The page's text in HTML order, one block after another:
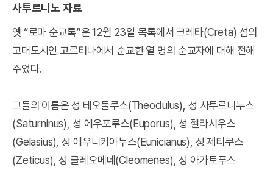
사투르니노 자료
옛 “로마 순교록”은 12월 23일 목록에서 크레타(Creta) 섬의
고대도시인 고르티나에서 순교한 열 명의 순교자에 대해 전해
주었다.
그들의 이름은 성 테오둘루스(Theodulus), 성 사투르니누스
(Saturninus), 성 에우포루스(Euporus), 성 젤라시우스
(Gelasius), 성 에우니키아누스(Eunicianus), 성 제티쿠스
(Zeticus), 성 클레오메네(Cleomenes), 성 아가토푸스